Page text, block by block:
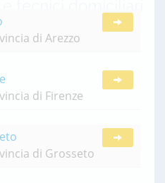
di Arezzo
di Firenze
di Grosseto